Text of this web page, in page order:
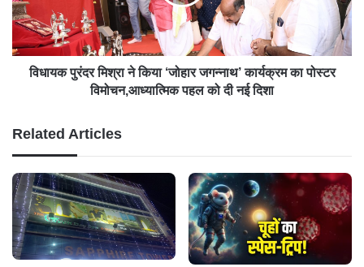
विधायक पुरंदर मिश्रा ने किया ‘जोहार जगन्नाथ’ कार्यक्रम का पोस्टर
विमोचन,आध्यात्मिक पहल को दी नई दिशा
Related Articles